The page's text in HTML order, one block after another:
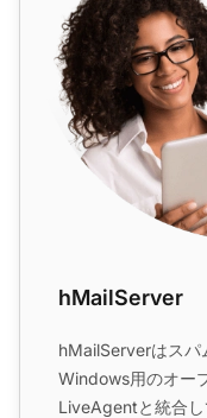
hMailServer
hMailServerはスパ
Windows用のオー
LiveAgentと統合し